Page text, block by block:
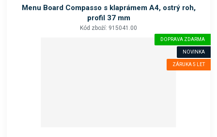
Menu Board Compasso s klaprámem A4, ostrý roh,
profil 37 mm
Kód zboží: 915041.00
DOPRAVA ZDARMA
NOVINKA
ZÁRUKA 5 LET